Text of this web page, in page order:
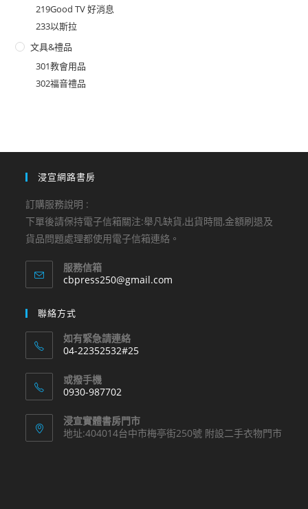
219Good TV 好消息
233以斯拉
文具&禮品
301教會用品
302福音禮品
浸宣網路書房
訂購服務說明 :
下單後請保持電子信箱關注:舉凡缺貨,出貨時間,金額刷退及
貨品問題處理都使用電子信箱連絡。
服務信箱
cbpress250@gmail.com
聯絡方式
如有緊急請連絡
04-22352532#25
in
your
application
或撥手機
0930-987702
in
your
浸宣實體書房門市
地址:404014台中市梅亭街250號 附設二手衣物門市